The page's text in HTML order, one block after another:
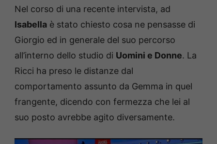
Nel corso di una recente intervista, ad
Isabella è stato chiesto cosa ne pensasse di
Giorgio ed in generale del suo percorso
all’interno dello studio di Uomini e Donne. La
Ricci ha preso le distanze dal
comportamento assunto da Gemma in quel
frangente, dicendo con fermezza che lei al
suo posto avrebbe agito diversamente.